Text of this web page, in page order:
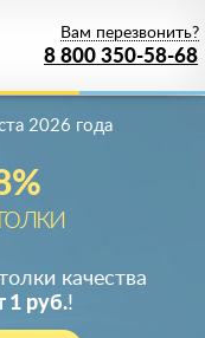
8 800 350-58-68
Вам перезвонить?
2026 года
качества
1 руб.!